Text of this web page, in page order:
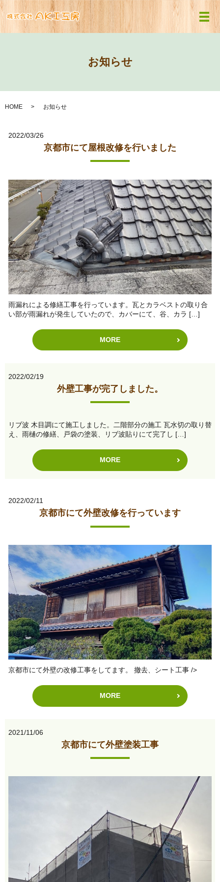
メ
お知らせ
HOME お知らせ
2022/03/26
京都市にて屋根改修を行いました
雨漏れによる修繕工事を行っています。瓦とカラベストの取り合
い部が雨漏れが発生していたので、カバーにて、谷、カラ […]
MORE
2022/02/19
外壁工事が完了しました。
リブ波 木目調にて施工しました。二階部分の施工 瓦水切の取り替
え、雨樋の修繕、戸袋の塗装、リブ波貼りにて完了し […]
MORE
2022/02/11
京都市にて外壁改修を行っています
京都市にて外壁の改修工事をしてます。 撤去、シート工事 />
MORE
2021/11/06
京都市にて外壁塗装工事